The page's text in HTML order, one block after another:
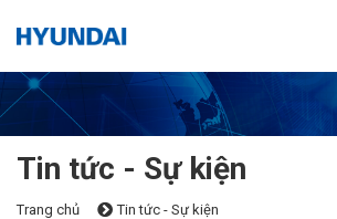
Tin tức - Sự kiện
Trang chủ Tin tức - Sự kiện